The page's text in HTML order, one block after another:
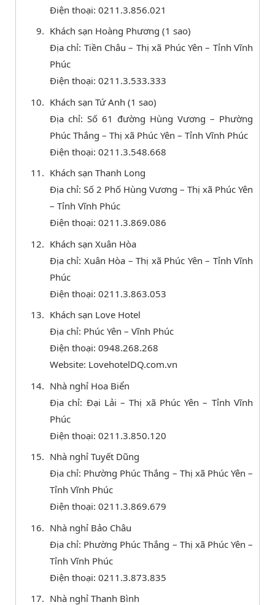
Điện thoại: 0211.3.856.021
Khách sạn Hoàng Phương (1 sao)
Địa chỉ: Tiền Châu – Thị xã Phúc Yên – Tỉnh Vĩnh
Phúc
Điện thoại: 0211.3.533.333
Khách sạn Tứ Anh (1 sao)
Địa chỉ: Số 61 đường Hùng Vương – Phường
Phúc Thắng – Thị xã Phúc Yên – Tỉnh Vĩnh Phúc
Điện thoại: 0211.3.548.668
Khách sạn Thanh Long
Địa chỉ: Số 2 Phố Hùng Vương – Thị xã Phúc Yên
– Tỉnh Vĩnh Phúc
Điện thoại: 0211.3.869.086
Khách sạn Xuân Hòa
Địa chỉ: Xuân Hòa – Thị xã Phúc Yên – Tỉnh Vĩnh
Phúc
Điện thoại: 0211.3.863.053
Khách sạn Love Hotel
Địa chỉ: Phúc Yên – Vĩnh Phúc
Điện thoại: 0948.268.268
Website: LovehotelDQ.com.vn
Nhà nghỉ Hoa Biển
Địa chỉ: Đại Lải – Thị xã Phúc Yên – Tỉnh Vĩnh
Phúc
Điện thoại: 0211.3.850.120
Nhà nghỉ Tuyết Dũng
Địa chỉ: Phường Phúc Thắng – Thị xã Phúc Yên –
Tỉnh Vĩnh Phúc
Điện thoại: 0211.3.869.679
Nhà nghỉ Bảo Châu
Địa chỉ: Phường Phúc Thắng – Thị xã Phúc Yên –
Tỉnh Vĩnh Phúc
Điện thoại: 0211.3.873.835
Nhà nghỉ Thanh Bình